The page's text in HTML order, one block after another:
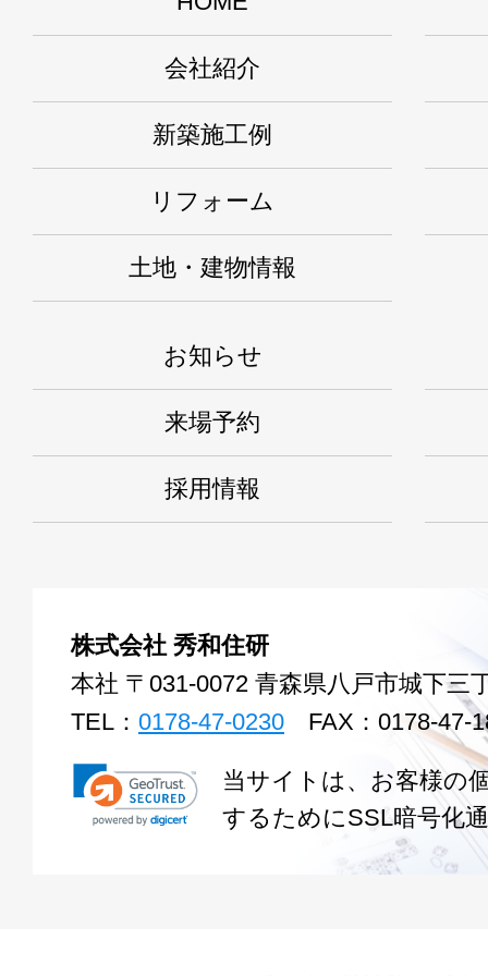
会社紹介
新築施工例
リフォーム
土地・建物情報
お知らせ
来場予約
採用情報
株式会社 秀和住研
本社 〒031-0072 青森県八戸市城下三
TEL： 0178-47-0230 FAX：0178-47-
当サイトは、お客様の
するためにSSL暗号化